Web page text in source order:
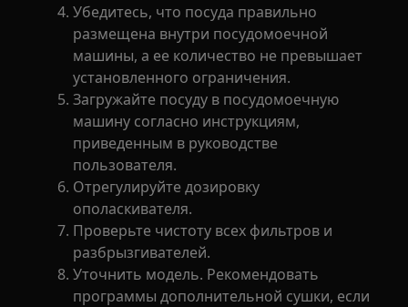
Убедитесь, что посуда правильно
размещена внутри посудомоечной
машины, а ее количество не превышает
установленного ограничения.
Загружайте посуду в посудомоечную
машину согласно инструкциям,
приведенным в руководстве
пользователя.
Отрегулируйте дозировку
ополаскивателя.
Проверьте чистоту всех фильтров и
разбрызгивателей.
Уточнить модель. Рекомендовать
программы дополнительной сушки, если